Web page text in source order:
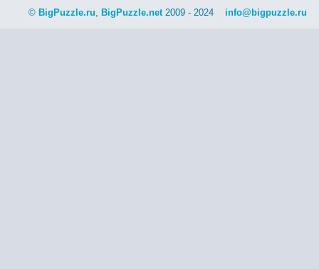
© BigPuzzle.ru, BigPuzzle.net2009 - 2024 info@bigpuzzle.ru